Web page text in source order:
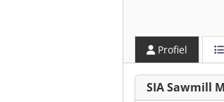
Profiel
SIA Sawmill